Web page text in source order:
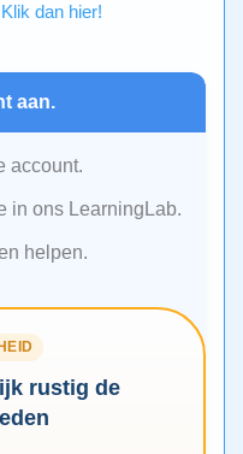
Klik dan hier!
aan.
account.
in ons LearningLab.
helpen.
rustig de